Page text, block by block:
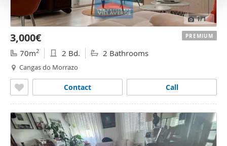
1/1
3,000€
70m2 2 Bd. 2 Bathrooms
Cangas do Morrazo
Call
Contact
PREMIUM